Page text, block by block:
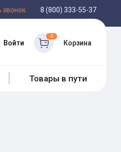
звонок 8 (800) 333-55-37
Войти
0
Корзина
Товары в пути